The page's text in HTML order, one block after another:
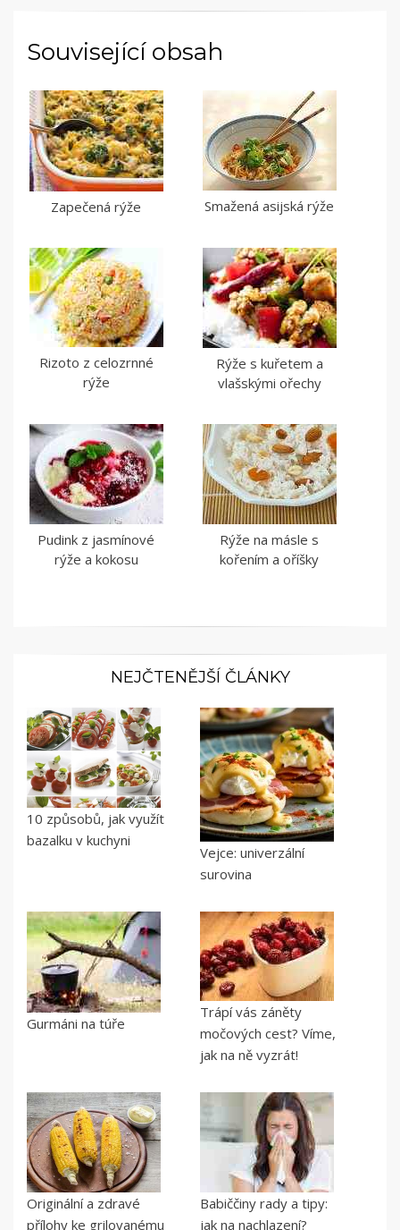
Související obsah
Zapečená rýže Smažená asijská rýže
Rizoto z celozrnné
rýže
Rýže s kuřetem a
vlašskými ořechy
Pudink z jasmínové
rýže a kokosu
Rýže na másle s
kořením a oříšky
NEJČTENĚJŠÍ ČLÁNKY
10 způsobů, jak využít
bazalku v kuchyni
Vejce: univerzální
surovina
Gurmáni na túře
Trápí vás záněty
močových cest? Víme,
jak na ně vyzrát!
Originální a zdravé
přílohy ke grilovanému
Babiččiny rady a tipy:
jak na nachlazení?